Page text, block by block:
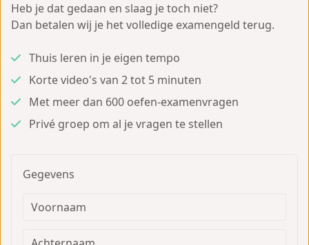
Heb je dat gedaan en slaag je toch niet?
Dan betalen wij je het volledige examengeld terug.
Thuis leren in je eigen tempo
Korte video's van 2 tot 5 minuten
Met meer dan 600 oefen-examenvragen
Privé groep om al je vragen te stellen
Gegevens
Voornaam